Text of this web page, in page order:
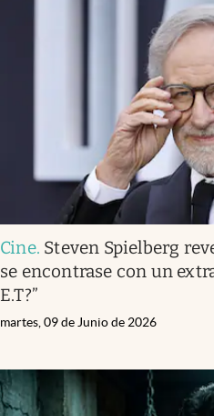
Cine. Steven Spielberg
se encontrase con un
E.T?”
martes, 09 de Junio de 2026